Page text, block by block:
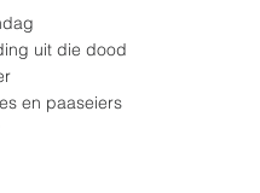
uit die dood
en paaseiers